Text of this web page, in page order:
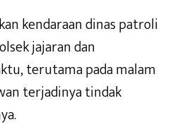
kendaraan dinas patroli
jajaran dan
terutama pada malam
terjadinya tindak